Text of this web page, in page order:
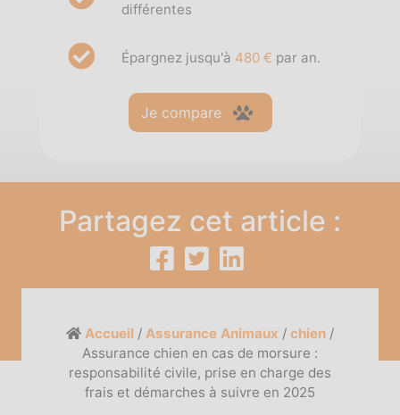
différentes
Épargnez jusqu'à 480 € par an.
Je compare
Partagez cet article :
Accueil / Assurance Animaux / chien /
Assurance chien en cas de morsure :
responsabilité civile, prise en charge des
frais et démarches à suivre en 2025